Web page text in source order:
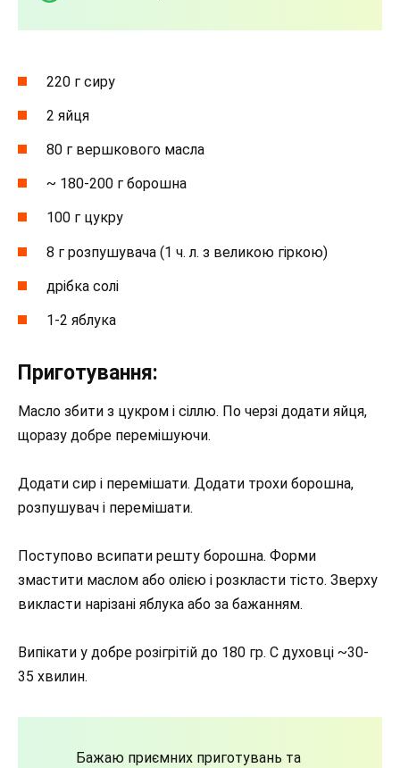
220 г сиру
2 яйця
80 г вершкового масла
~ 180-200 г борошна
100 г цукру
8 г розпушувача (1 ч. л. з великою гіркою)
дрібка солі
1-2 яблука
Приготування:
Масло збити з цукром і сіллю. По черзі додати яйця,
щоразу добре перемішуючи.
Додати сир і перемішати. Додати трохи борошна,
розпушувач і перемішати.
Поступово всипати решту борошна. Форми
змастити маслом або олією і розкласти тісто. Зверху
викласти нарізані яблука або за бажанням.
Випікати у добре розігрітій до 180 гр. С духовці ~30-
35 хвилин.
Бажаю приємних приготувань та